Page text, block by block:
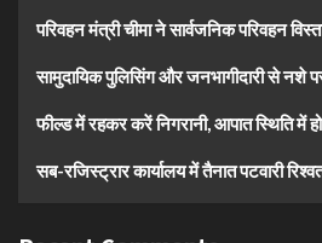
परिवहन मंत्री चीमा ने सार्वजनिक परिवहन
सामुदायिक पुलिसिंग और जनभागीदारी से नशे
फील्ड में रहकर करें निगरानी, आपात स्थिति में हो
सब-रजिस्ट्रार कार्यालय में तैनात पटवारी